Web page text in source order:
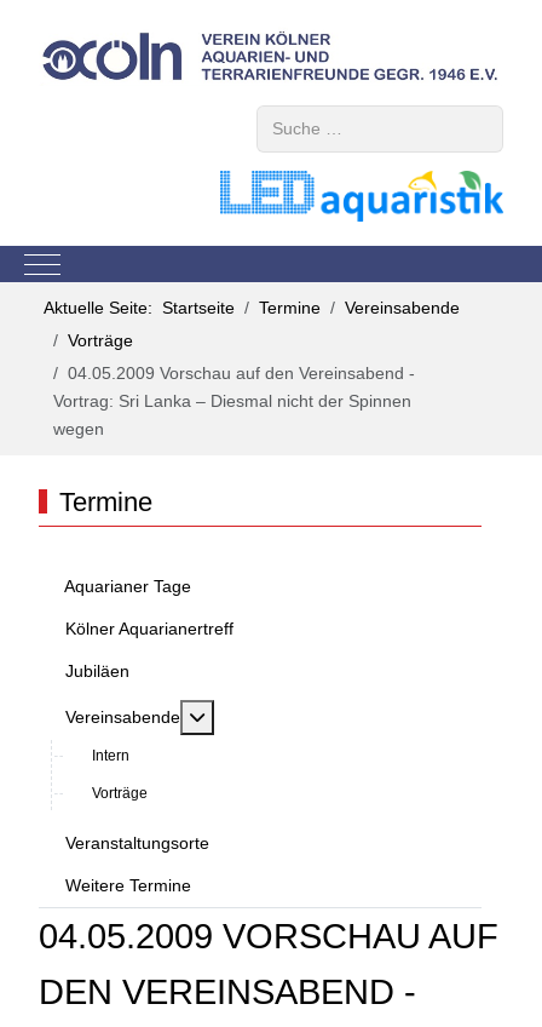
Mobile Menu Toggle
Aktuelle Seite: Startseite Termine
Vereinsabende
Vorträge
04.05.2009 Vorschau auf den Vereinsabend -
Vortrag: Sri Lanka – Diesmal nicht der Spinnen
wegen
Termine
Aquarianer Tage
Kölner Aquarianertreff
Jubiläen
Vereinsabende MOD_MENU_TOGGLE_SUBMENU_LABEL
Intern
Vorträge
Veranstaltungsorte
Weitere Termine
04.05.2009 VORSCHAU AUF
DEN VEREINSABEND -